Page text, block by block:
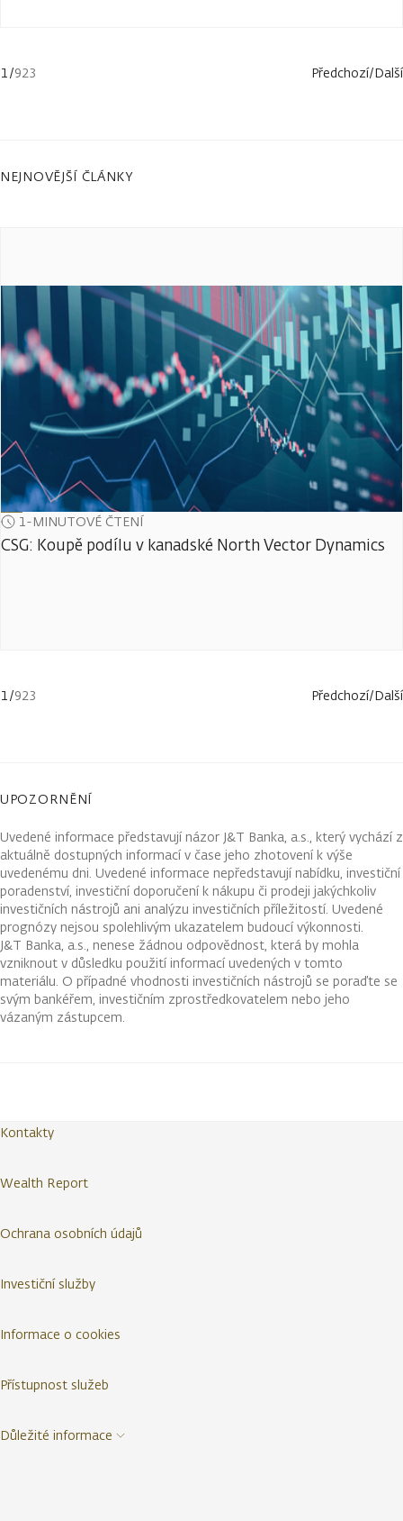
1/923 Předchozí/Další
NEJNOVĚJŠÍ ČLÁNKY
1-MINUTOVÉ ČTENÍ
CSG: Koupě podílu v kanadské North Vector Dynamics
1/923 Předchozí/Další
UPOZORNĚNÍ
Uvedené informace představují názor J&T Banka, a.s., který vychází z
aktuálně dostupných informací v čase jeho zhotovení k výše
uvedenému dni. Uvedené informace nepředstavují nabídku, investiční
poradenství, investiční doporučení k nákupu či prodeji jakýchkoliv
investičních nástrojů ani analýzu investičních příležitostí. Uvedené
prognózy nejsou spolehlivým ukazatelem budoucí výkonnosti.
J&T Banka, a.s., nenese žádnou odpovědnost, která by mohla
vzniknout v důsledku použití informací uvedených v tomto
materiálu. O případné vhodnosti investičních nástrojů se poraďte se
svým bankéřem, investičním zprostředkovatelem nebo jeho
vázaným zástupcem.
Kontakty
Wealth Report
Ochrana osobních údajů
Investiční služby
Informace o cookies
Přístupnost služeb
Důležité informace